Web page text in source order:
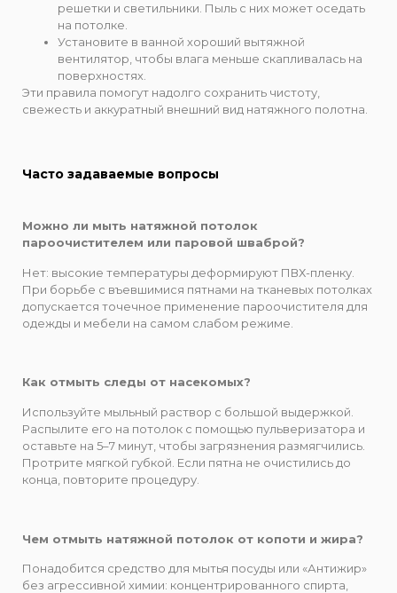
решетки и светильники. Пыль с них может оседать
на потолке.
Установите в ванной хороший вытяжной
вентилятор, чтобы влага меньше скапливалась на
поверхностях.
Эти правила помогут надолго сохранить чистоту,
свежесть и аккуратный внешний вид натяжного полотна.
Часто задаваемые вопросы
Можно ли мыть натяжной потолок
пароочистителем или паровой шваброй?
Нет: высокие температуры деформируют ПВХ-пленку.
При борьбе с въевшимися пятнами на тканевых потолках
допускается точечное применение пароочистителя для
одежды и мебели на самом слабом режиме.
Как отмыть следы от насекомых?
Используйте мыльный раствор с большой выдержкой.
Распылите его на потолок с помощью пульверизатора и
оставьте на 5–7 минут, чтобы загрязнения размягчились.
Протрите мягкой губкой. Если пятна не очистились до
конца, повторите процедуру.
Чем отмыть натяжной потолок от копоти и жира?
Понадобится средство для мытья посуды или «Антижир»
без агрессивной химии: концентрированного спирта,